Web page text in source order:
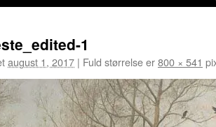
1
august 1, 2017 | Fuld størrelse er800 × 541